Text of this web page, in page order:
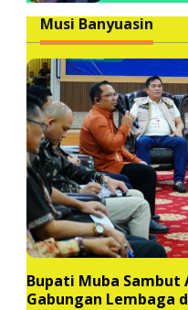
Musi Banyuasin
Bupati Muba Sambut
Gabungan Lembaga